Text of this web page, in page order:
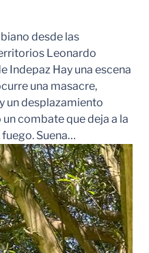
desde las
Leonardo
Indepaz Hay una escena
una masacre,
un desplazamiento
combate que deja a la
Suena…